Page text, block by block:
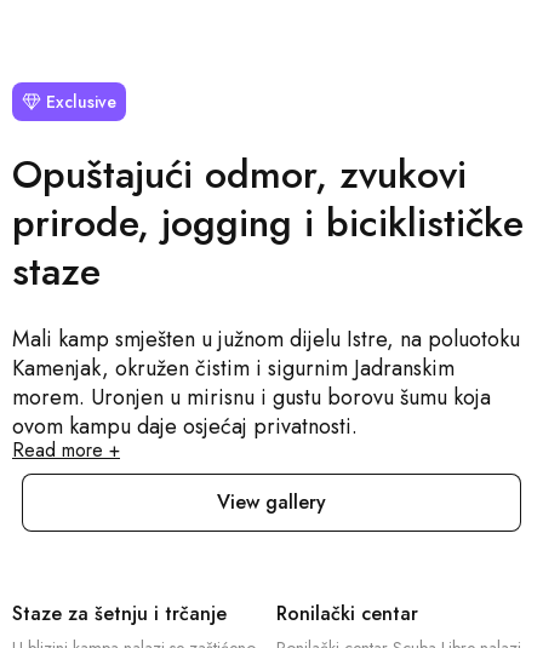
Exclusive
Opuštajući odmor, zvukovi
prirode, jogging i biciklističke
staze
Mali kamp smješten u južnom dijelu Istre, na poluotoku
Kamenjak, okružen čistim i sigurnim Jadranskim
morem. Uronjen u mirisnu i gustu borovu šumu koja
ovom kampu daje osjećaj privatnosti.
Read more +
View gallery
Staze za šetnju i trčanje Ronilački centar